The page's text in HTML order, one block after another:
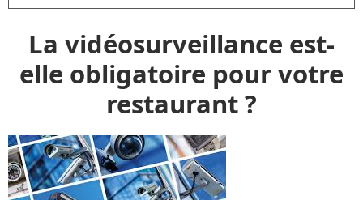
La vidéosurveillance est-
elle obligatoire pour votre
restaurant ?